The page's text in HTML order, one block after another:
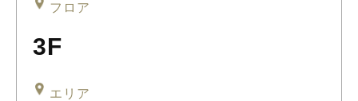
フロア
3F
エリア